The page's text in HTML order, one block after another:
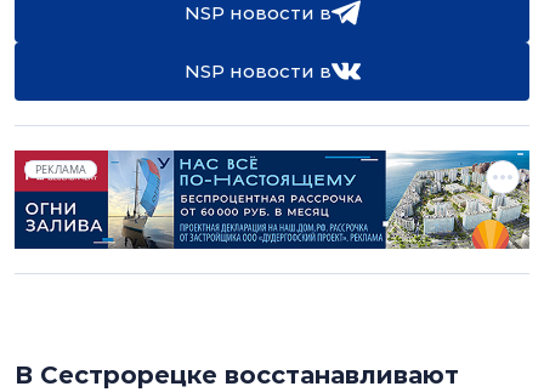
NSP новости в
NSP новости в
РЕКЛАМА
В Сестрорецке восстанавливают